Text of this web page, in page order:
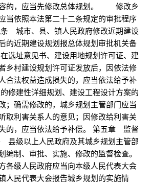
容的，应当先修改总体规划。 修改乡
当依照本法第二十二条规定的审批程序
市、县、镇人民政府修改近期建设
的近期建设规划报总体规划审批机关备
意见书、建设用地规划许可证、建
乡村建设规划许可证发放后，因依法修
合法权益造成损失的，应当依法给予补
建性详细规划、建设工程设计方案的
；确需修改的，城乡规划主管部门应当
取利害关系人的意见；因修改给利害关
的，应当依法给予补偿。 第五章 监督
以上人民政府及其城乡规划主管部
编制、审批、实施、修改的监督检查。
级人民政府应当向本级人民代表大会
人民代表大会报告城乡规划的实施情